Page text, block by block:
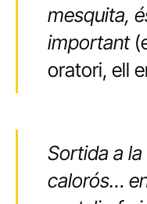
mesquita,
important
oratori, ell
Sortida a
calorós…